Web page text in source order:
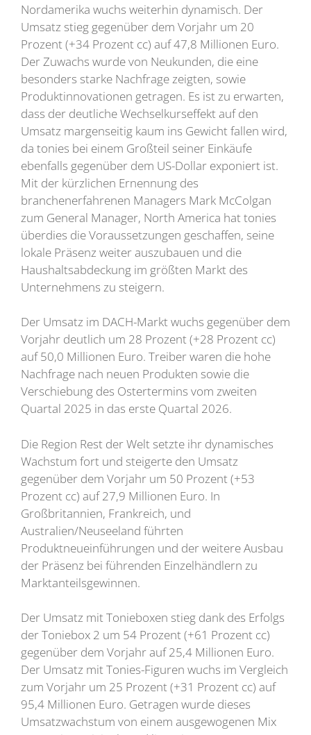
Nordamerika wuchs weiterhin dynamisch. Der
Umsatz stieg gegenüber dem Vorjahr um 20
Prozent (+34 Prozent cc) auf 47,8 Millionen Euro.
Der Zuwachs wurde von Neukunden, die eine
besonders starke Nachfrage zeigten, sowie
Produktinnovationen getragen. Es ist zu erwarten,
dass der deutliche Wechselkurseffekt auf den
Umsatz margenseitig kaum ins Gewicht fallen wird,
da tonies bei einem Großteil seiner Einkäufe
ebenfalls gegenüber dem US-Dollar exponiert ist.
Mit der kürzlichen Ernennung des
branchenerfahrenen Managers Mark McColgan
zum General Manager, North America hat tonies
überdies die Voraussetzungen geschaffen, seine
lokale Präsenz weiter auszubauen und die
Haushaltsabdeckung im größten Markt des
Unternehmens zu steigern.
Der Umsatz im DACH-Markt wuchs gegenüber dem
Vorjahr deutlich um 28 Prozent (+28 Prozent cc)
auf 50,0 Millionen Euro. Treiber waren die hohe
Nachfrage nach neuen Produkten sowie die
Verschiebung des Ostertermins vom zweiten
Quartal 2025 in das erste Quartal 2026.
Die Region Rest der Welt setzte ihr dynamisches
Wachstum fort und steigerte den Umsatz
gegenüber dem Vorjahr um 50 Prozent (+53
Prozent cc) auf 27,9 Millionen Euro. In
Großbritannien, Frankreich, und
Australien/Neuseeland führten
Produktneueinführungen und der weitere Ausbau
der Präsenz bei führenden Einzelhändlern zu
Marktanteilsgewinnen.
Der Umsatz mit Tonieboxen stieg dank des Erfolgs
der Toniebox 2 um 54 Prozent (+61 Prozent cc)
gegenüber dem Vorjahr auf 25,4 Millionen Euro.
Der Umsatz mit Tonies-Figuren wuchs im Vergleich
zum Vorjahr um 25 Prozent (+31 Prozent cc) auf
95,4 Millionen Euro. Getragen wurde dieses
Umsatzwachstum von einem ausgewogenen Mix